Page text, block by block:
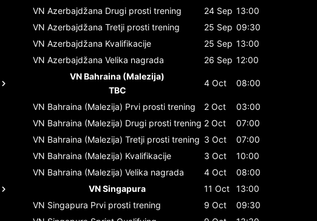
VN Azerbajdžana Drugi prosti trening 24 Sep 13:00
VN Azerbajdžana Tretji prosti trening 25 Sep 09:30
VN Azerbajdžana Kvalifikacije 25 Sep 13:00
VN Azerbajdžana Velika nagrada 26 Sep 12:00
VN Bahraina (Malezija)
TBC
4 Oct 08:00
VN Bahraina (Malezija) Prvi prosti trening 2 Oct
03:00
VN Bahraina (Malezija) Drugi prosti trening 2 Oct
07:00
VN Bahraina (Malezija) Tretji prosti trening 3 Oct
07:00
VN Bahraina (Malezija) Kvalifikacije 3 Oct
10:00
VN Bahraina (Malezija) Velika nagrada 4 Oct
08:00
VN Singapura
11 Oct
13:00
VN Singapura Prvi prosti trening 9 Oct
09:30